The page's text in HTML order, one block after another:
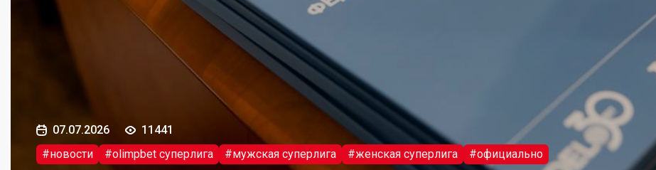
07.07.2026
11441
#новости
#olimpbet суперлига #мужская суперлига #женская суперлига #официально